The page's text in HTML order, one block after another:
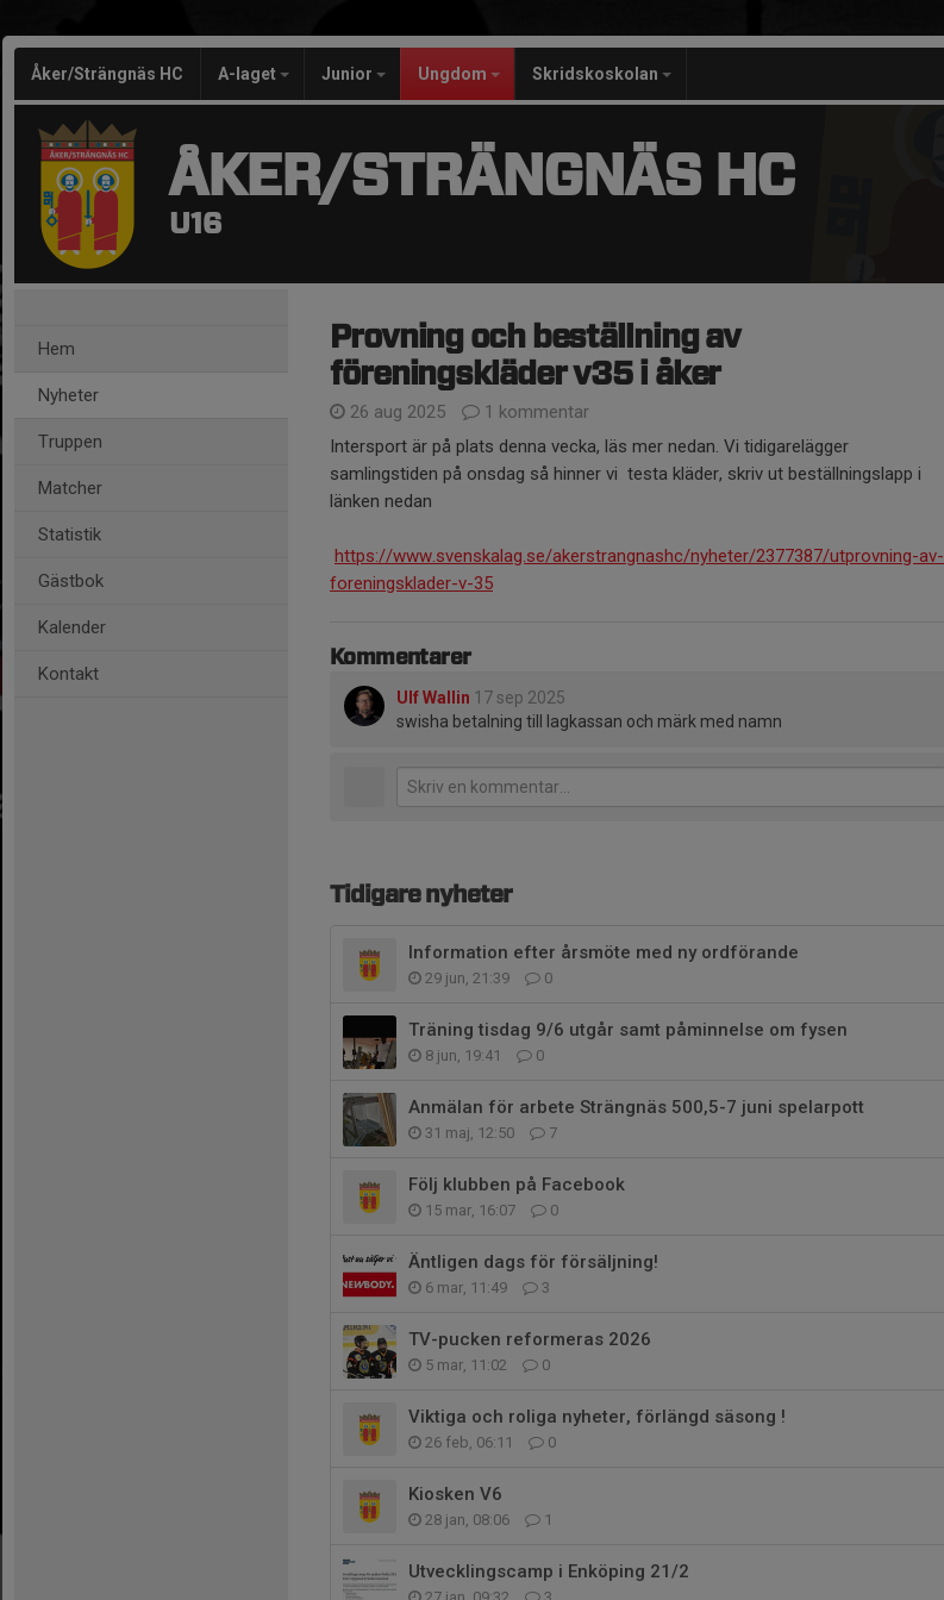
Åker/Strängnäs HC A-laget Junior Ungdom Skridskoskolan
ÅKER/STRÄNGNÄS HC
U16
Hem
Nyheter
Truppen
Matcher
Statistik
Gästbok
Kalender
Kontakt
Provning och beställning av
föreningskläder v35 i åker
26 aug 2025
1 kommentar
Intersport är på plats denna vecka, läs mer nedan. Vi tidigarelägger
samlingstiden på onsdag så hinner vi testa kläder, skriv ut beställningslapp i
länken nedan
https://www.svenskalag.se/akerstrangnashc/nyheter/2377387/utprovning-av-
foreningsklader-v-35
Kommentarer
Ulf Wallin 17 sep 2025
swisha betalning till lagkassan och märk med namn
Tidigare nyheter
Information efter årsmöte med ny ordförande
29 jun, 21:39 0
Träning tisdag 9/6 utgår samt påminnelse om fysen
8 jun, 19:41 0
Anmälan för arbete Strängnäs 500,5-7 juni spelarpott
31 maj, 12:50 7
Följ klubben på Facebook
15 mar, 16:07 0
Äntligen dags för försäljning!
6 mar, 11:49 3
TV-pucken reformeras 2026
5 mar, 11:02 0
Viktiga och roliga nyheter, förlängd säsong !
26 feb, 06:11 0
Kiosken V6
28 jan, 08:06 1
Utvecklingscamp i Enköping 21/2